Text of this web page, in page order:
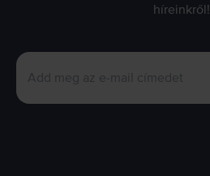
híreinkről!